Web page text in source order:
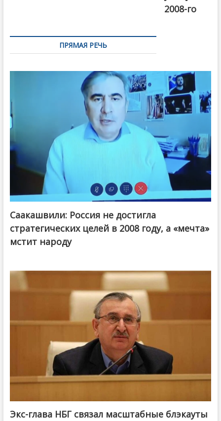
2008-го
ПРЯМАЯ РЕЧЬ
Саакашвили: Россия не достигла
стратегических целей в 2008 году, а «мечта»
мстит народу
Экс-глава НБГ связал масштабные блэкауты